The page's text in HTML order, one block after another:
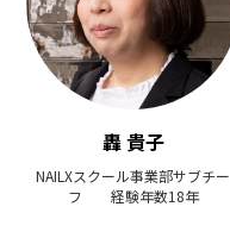
轟 貴子
NAILXスクール事業部サブチー
フ 経験年数18年